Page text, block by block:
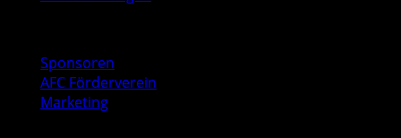
Sponsoren
AFC Förderverein
Marketing